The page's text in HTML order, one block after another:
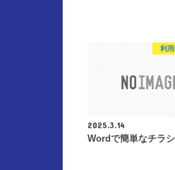
利
2025.3.14
Wordで簡単なチラ